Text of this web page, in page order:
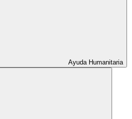
Ayuda Humanitaria